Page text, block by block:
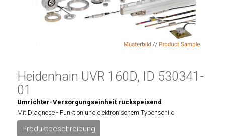
Heidenhain UVR 160D, ID 530341-
01
Umrichter-Versorgungseinheit rückspeisend
Mit Diagnose - Funktion und elektronischem Typenschild
Produktbeschreibung